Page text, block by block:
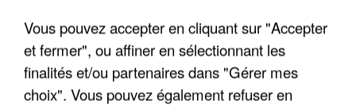
L’UN DES FONDATEURS SUPPOSÉS DE LA DZ
MAFIA INTERPELLÉ EN ALGÉRIE
Vous pouvez accepter en cliquant sur "Accepter
et fermer", ou affiner en sélectionnant les
finalités et/ou partenaires dans "Gérer mes
choix". Vous pouvez également refuser en